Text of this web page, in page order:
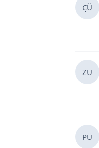
ÇÜ
ZU
PÜ